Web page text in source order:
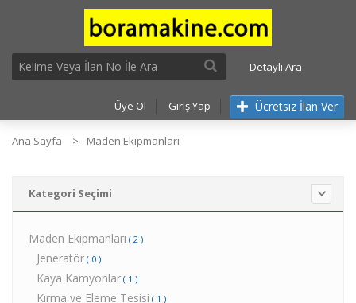
Detaylı Ara
Üye Ol Giriş Yap Ücretsiz İlan Ver
Ana Sayfa Maden Ekipmanları
Kategori Seçimi
Maden Ekipmanları ( 2 )
Jeneratör ( 0 )
Kaya Kamyonlar ( 1 )
Kırma ve Eleme Tesisi ( 1 )